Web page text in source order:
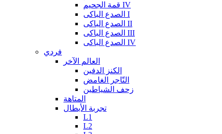
قمة الجحيم IV
الصدع الباكى I
الصدع الباكى II
الصدع الباكى III
الصدع الباكى IV
فردي
العالم الآخر
الكنز الدفين
التّاجر الغامض
زحف الشياطين
المتاهة
تجربة الأبطال
L1
L2